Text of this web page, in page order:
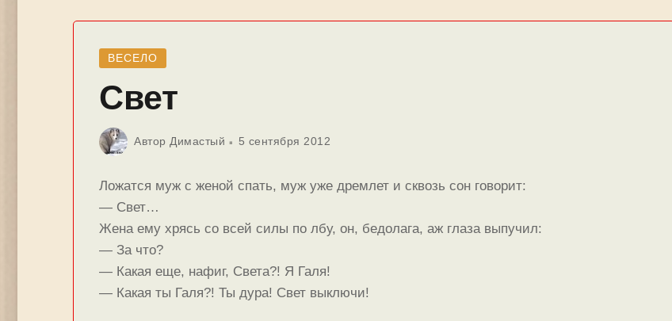
ВЕСЕЛО
Свет
Автор Димастый 5 сентября 2012
Ложатся муж с женой спать, муж уже дремлет и сквозь сон говорит:
— Свет…
Жена ему хрясь со всей силы по лбу, он, бедолага, аж глаза выпучил:
— За что?
— Какая еще, нафиг, Света?! Я Галя!
— Какая ты Галя?! Ты дура! Свет выключи!